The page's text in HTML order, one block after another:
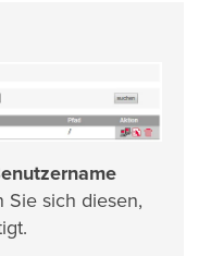
Sie sich diesen,